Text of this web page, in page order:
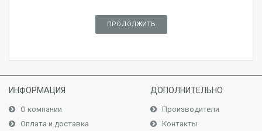
ПРОДОЛЖИТЬ
ИНФОРМАЦИЯ
О компании
Оплата и доставка
ДОПОЛНИТЕЛЬНО
Производители
Контакты